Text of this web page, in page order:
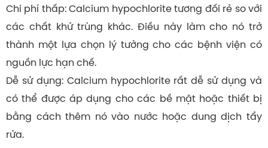
Chi phí thấp: Calcium hypochlorite tương đối rẻ so với
các chất khử trùng khác. Điều này làm cho nó trở
thành một lựa chọn lý tưởng cho các bệnh viện có
nguồn lực hạn chế.
Dễ sử dụng: Calcium hypochlorite rất dễ sử dụng và
có thể được áp dụng cho các bề mặt hoặc thiết bị
bằng cách thêm nó vào nước hoặc dung dịch tẩy
rửa.